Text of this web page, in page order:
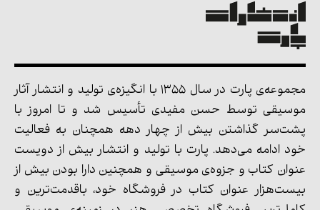
مجموعه‌ی پارت در سال 1355 با انگیزه‌ی تولید و انتشار آثار
موسیقی توسط حسن مفیدی تأسیس شد و تا امروز با
پشت‌سر گذاشتن بیش از چهار دهه همچنان به فعالیت
خود ادامه می‌دهد. پارت با تولید و انتشار بیش از دویست
عنوان کتاب و جزوه‌ی موسیقی و همچنین دارا بودن بیش از
بیست‌هزار عنوان کتاب در فروشگاه خود، باقدمت‌ترین و